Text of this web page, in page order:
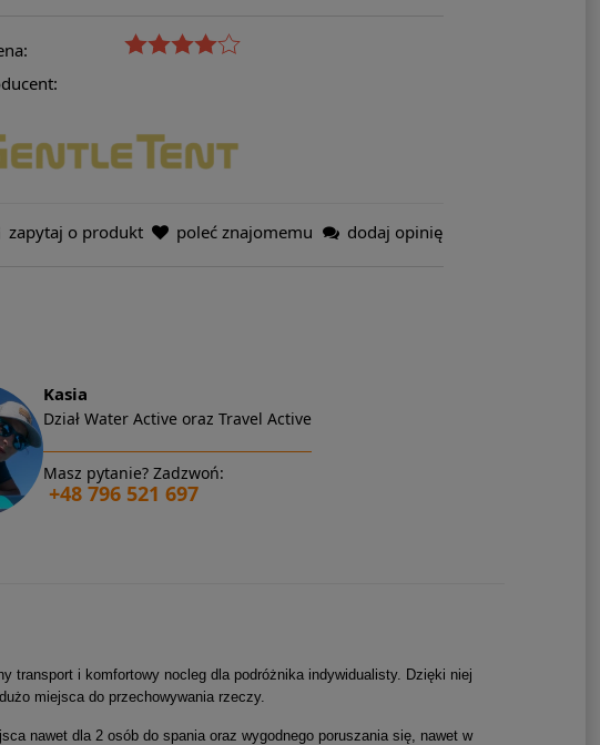
zapytaj o produkt poleć znajomemu dodaj opinię
Kasia
Dział Water Active oraz Travel Active
Masz pytanie? Zadzwoń:
+48 796 521 697
transport i komfortowy nocleg dla podróżnika indywidualisty. Dzięki niej
miejsca do przechowywania rzeczy.
nawet dla 2 osób do spania oraz wygodnego poruszania się, nawet w